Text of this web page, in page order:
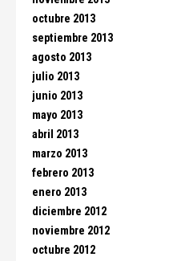
octubre 2013
septiembre 2013
agosto 2013
julio 2013
junio 2013
mayo 2013
abril 2013
marzo 2013
febrero 2013
enero 2013
diciembre 2012
noviembre 2012
octubre 2012